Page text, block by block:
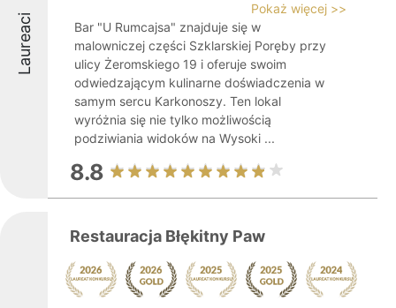
Laureaci
Pokaż więcej >>
Bar "U Rumcajsa" znajduje się w
malowniczej części Szklarskiej Poręby przy
ulicy Żeromskiego 19 i oferuje swoim
odwiedzającym kulinarne doświadczenia w
samym sercu Karkonoszy. Ten lokal
wyróżnia się nie tylko możliwością
podziwiania widoków na Wysoki ...
8.8
Restauracja Błękitny Paw